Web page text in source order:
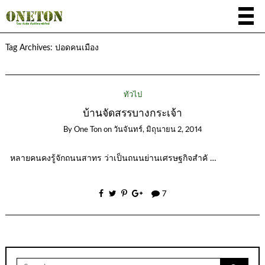
Tag Archives: ปอดคนเมือง
ทั่วไป
บ้านจัดสรรบางกระเจ้า
By One Ton on วันจันทร์, มิถุนายน 2, 2014
หลายคนคงรู้จักถนนสาทร ว่าเป็นถนนย่านเศรษฐกิจสำคั …
7
Search